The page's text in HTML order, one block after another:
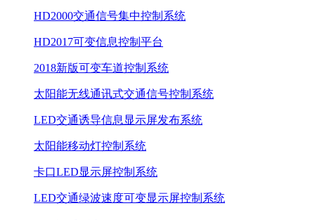
HD2000交通信号集中控制系统
HD2017可变信息控制平台
2018新版可变车道控制系统
太阳能无线通讯式交通信号控制系统
LED交通诱导信息显示屏发布系统
太阳能移动灯控制系统
卡口LED显示屏控制系统
LED交通绿波速度可变显示屏控制系统